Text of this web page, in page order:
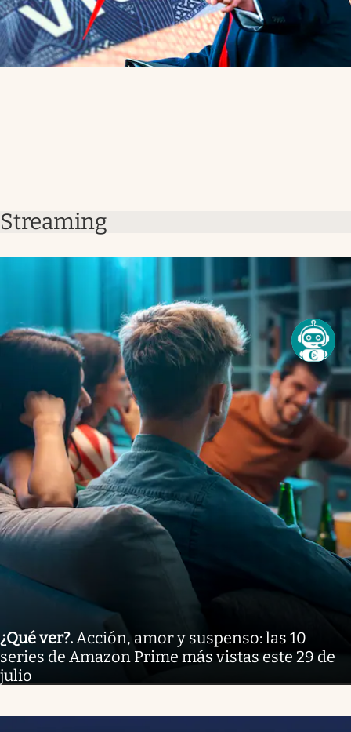
Streaming
¿Qué ver?.Acción, amor y suspenso: las 10
series de Amazon Prime más vistas este 29 de
julio